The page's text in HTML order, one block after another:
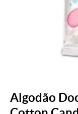
Algodão